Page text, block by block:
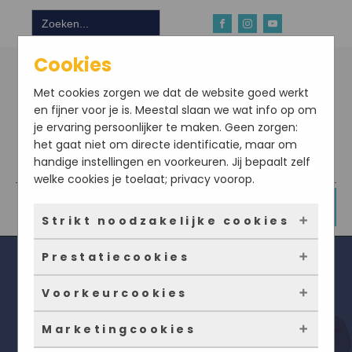
Zoek
naar:
Download hier onze app
Seizoensgroenten December Lijst
Cookies
Met cookies zorgen we dat de website goed werkt
en fijner voor je is. Meestal slaan we wat info op om
je ervaring persoonlijker te maken. Geen zorgen:
het gaat niet om directe identificatie, maar om
handige instellingen en voorkeuren. Jij bepaalt zelf
welke cookies je toelaat; privacy voorop.
Strikt noodzakelijke cookies
Deze cookies zorgen ervoor dat de website
überhaupt werkt. Ze zijn dus altijd actief en
kunnen niet worden uitgezet. Meestal worden
ze alleen geplaatst als jij iets doet, zoals
inloggen, een formulier invullen of je
Prestatiecookies
Met deze cookies zien we hoe vaak onze site
bezocht wordt, waar bezoekers vandaan
komen en welke pagina’s populair zijn. Zo
Voorkeurcookies
Deze cookies onthouden jouw voorkeuren.
Marketingcookies